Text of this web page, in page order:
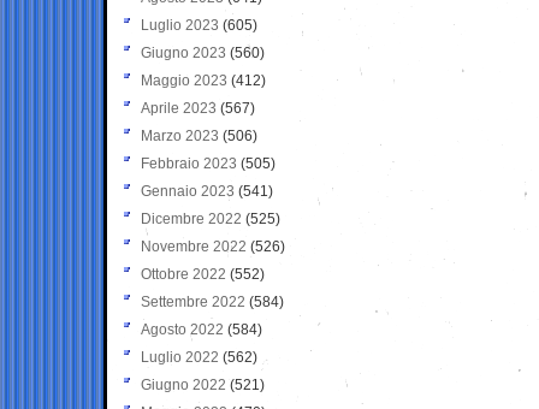
Luglio 2023 (605)
Giugno 2023 (560)
Maggio 2023 (412)
Aprile 2023 (567)
Marzo 2023 (506)
Febbraio 2023 (505)
Gennaio 2023 (541)
Dicembre 2022 (525)
Novembre 2022 (526)
Ottobre 2022 (552)
Settembre 2022 (584)
Agosto 2022 (584)
Luglio 2022 (562)
Giugno 2022 (521)